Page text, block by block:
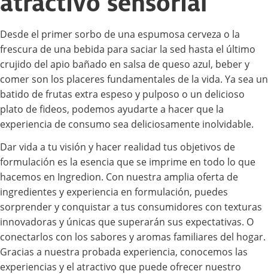
Desde el primer sorbo de una espumosa cerveza o la
frescura de una bebida para saciar la sed hasta el último
crujido del apio bañado en salsa de queso azul, beber y
comer son los placeres fundamentales de la vida. Ya sea un
batido de frutas extra espeso y pulposo o un delicioso
plato de fideos, podemos ayudarte a hacer que la
experiencia de consumo sea deliciosamente inolvidable.
Dar vida a tu visión y hacer realidad tus objetivos de
formulación es la esencia que se imprime en todo lo que
hacemos en Ingredion. Con nuestra amplia oferta de
ingredientes y experiencia en formulación, puedes
sorprender y conquistar a tus consumidores con texturas
innovadoras y únicas que superarán sus expectativas. O
conectarlos con los sabores y aromas familiares del hogar.
Gracias a nuestra probada experiencia, conocemos las
experiencias y el atractivo que puede ofrecer nuestro